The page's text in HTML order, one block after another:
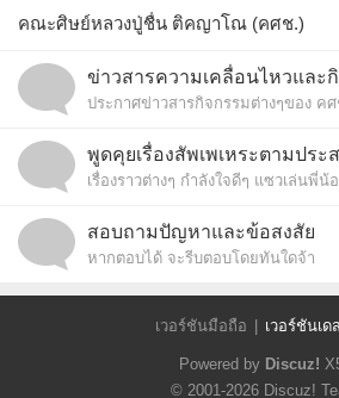
คณะศิษย์หลวงปู่ชื่น ติคญาโณ (คศช.)
ข่าวสารความเคลื่อนไหวและ
พูดคุยเรื่องสัพเพเหระตามประ
สอบถามปัญหาและข้อสงสัย
หากตอบได้ จะรีบตอบโดยทันใดจ้า
เวอร์ชันมือถือ เวอร์ชันเ
Powered by Discuz!
© 2001-2026 Discuz!